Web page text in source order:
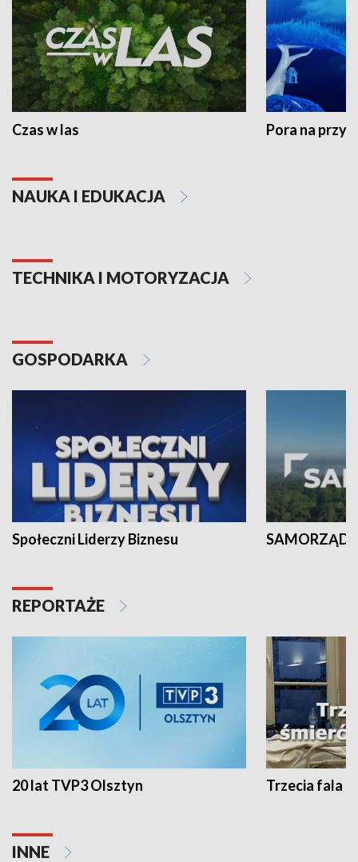
Czas w las Pora na
NAUKA I EDUKACJA
TECHNIKA I MOTORYZACJA
GOSPODARKA
Społeczni Liderzy Biznesu SAMORZĄD
REPORTAŻE
20 lat TVP3 Olsztyn Trzecia fala -
INNE